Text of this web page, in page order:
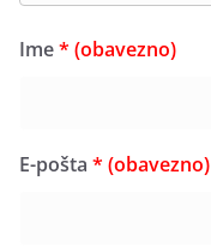
Ime* (obavezno)
E-pošta * (obavezno)